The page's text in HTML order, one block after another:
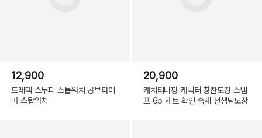
12,900
드레텍 스누피 스톱워치 공부타이
머 스탑워치
20,900
캐치티니핑 캐릭터 칭찬도장 스탬
프 6p 세트 확인 숙제 선생님도장